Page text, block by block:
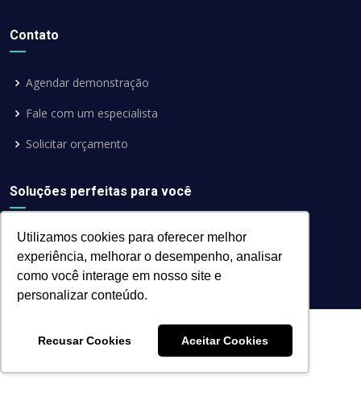
Utilizamos cookies para oferecer melhor
experiência, melhorar o desempenho, analisar
como você interage em nosso site e
personalizar conteúdo.
Recusar Cookies Aceitar Cookies
Contato
Agendar demonstração
Fale com um especialista
Solicitar orçamento
Soluções perfeitas para você